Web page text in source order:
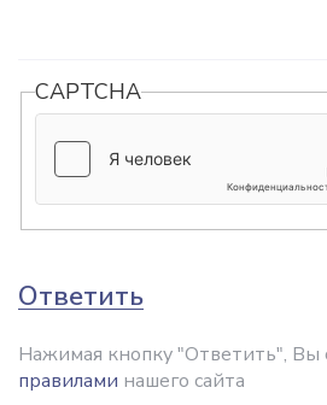
CAPTCHA
Ответить
Нажимая кнопку "Ответить", Вы
правилами нашего сайта